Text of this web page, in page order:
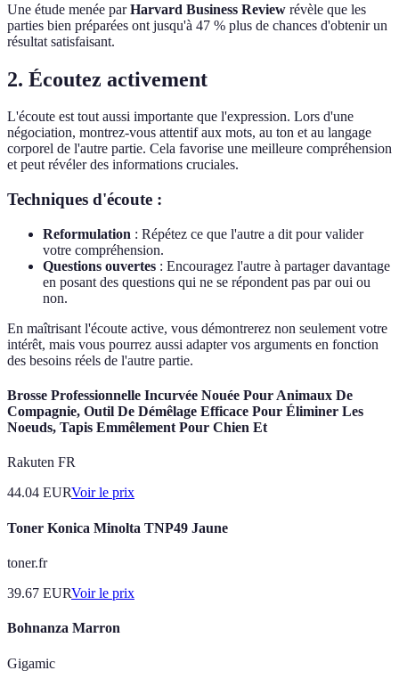
Une étude menée parHarvard Business Review révèle que les
parties bien préparées ont jusqu'à 47 % plus de chances d'obtenir un
résultat satisfaisant.
2. Écoutez activement
L'écoute est tout aussi importante que l'expression. Lors d'une
négociation, montrez-vous attentif aux mots, au ton et au langage
corporel de l'autre partie. Cela favorise une meilleure compréhension
et peut révéler des informations cruciales.
Techniques d'écoute :
Reformulation : Répétez ce que l'autre a dit pour valider
votre compréhension.
Questions ouvertes : Encouragez l'autre à partager davantage
en posant des questions qui ne se répondent pas par oui ou
non.
En maîtrisant l'écoute active, vous démontrerez non seulement votre
intérêt, mais vous pourrez aussi adapter vos arguments en fonction
des besoins réels de l'autre partie.
Brosse Professionnelle Incurvée Nouée Pour Animaux De
Compagnie, Outil De Démêlage Efficace Pour Éliminer Les
Noeuds, Tapis Emmêlement Pour Chien Et
Rakuten FR
44.04 EURVoir le prix
Toner Konica Minolta TNP49 Jaune
toner.fr
39.67 EURVoir le prix
Bohnanza Marron
Gigamic